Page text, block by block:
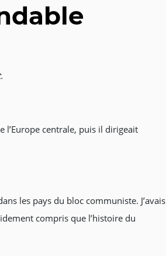
l’Europe centrale, puis il dirigeait
les pays du bloc communiste. J’avais
compris que l’histoire du